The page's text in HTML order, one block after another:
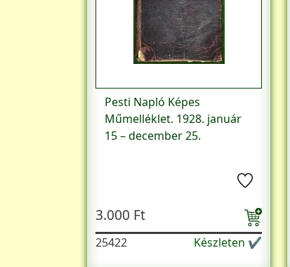
Pesti Napló Képes
Műmelléklet. 1928. január
15 – december 25.
3.000 Ft
25422 Készleten ✔